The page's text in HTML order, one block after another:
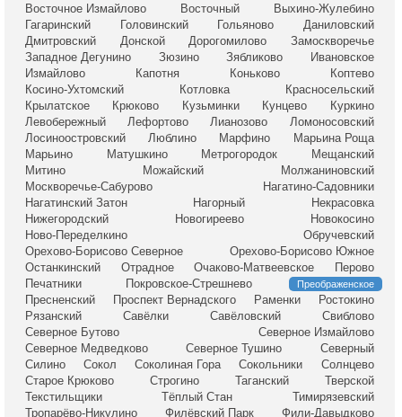
Восточное Измайлово
Восточный
Выхино-Жулебино
Гагаринский
Головинский Гольяново
Даниловский
Дмитровский
Донской Дорогомилово
Замоскворечье
Западное Дегунино
Зюзино Зябликово
Ивановское
Измайлово
Капотня Коньково
Коптево
Косино-Ухтомский
Котловка
Красносельский
Крылатское
Крюково Кузьминки Кунцево
Куркино
Левобережный
Лефортово Лианозово
Ломоносовский
Лосиноостровский
Люблино Марфино
Марьина Роща
Марьино
Матушкино Метрогородок
Мещанский
Митино
Можайский
Молжаниновский
Москворечье-Сабурово
Нагатино-Садовники
Нагатинский Затон
Нагорный
Некрасовка
Нижегородский
Новогиреево
Новокосино
Ново-Переделкино
Обручевский
Орехово-Борисово Северное
Орехово-Борисово Южное
Останкинский
Отрадное Очаково-Матвеевское
Перово
Печатники
Покровское-Стрешнево Преображенское
Пресненский Проспект Вернадского Раменки
Ростокино
Рязанский
Савёлки Савёловский
Свиблово
Северное Бутово
Северное Измайлово
Северное Медведково
Северное Тушино
Северный
Силино
Сокол Соколиная Гора Сокольники
Солнцево
Старое Крюково
Строгино Таганский
Тверской
Текстильщики
Тёплый Стан
Тимирязевский
Тропарёво-Никулино
Филёвский Парк
Фили-Давыдково